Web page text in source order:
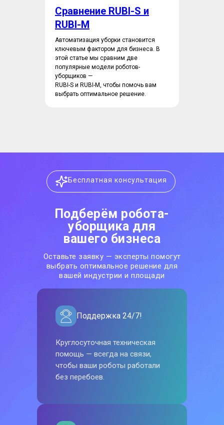
Сравнение RUBI-S и
RUBI-M
Автоматизация уборки становится
ключевым фактором для бизнеса. В
этой статье мы сравним две
популярные модели роботов-
уборщиков —
RUBI-S и RUBI-M, чтобы помочь вам
выбрать оптимальное решение.
Оставьте заявку — эксперты помогут
выбрать оптимальное решение для
вашей индустрии и площади
Бесплатная консультация
Подберём робота-
уборщика для
вашего бизнеса
Поддержка 24/7!
Круглосуточная техническая
помощь — всегда на связи,
чтобы ваши роботы работали
без перебоев.